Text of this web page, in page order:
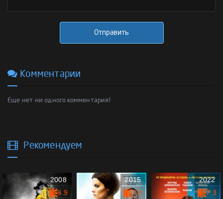
Отправить
Комментарии
Еще нет ни одного комментария!
Рекомендуем
2008
8.9
2015
7.0
2022
7.3